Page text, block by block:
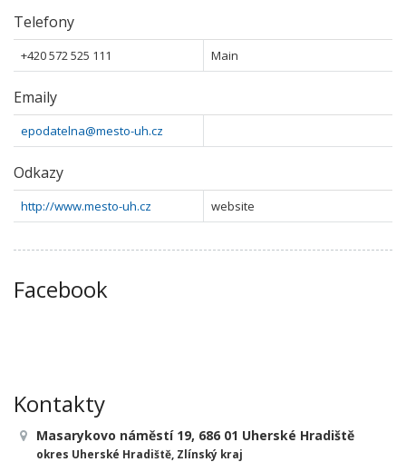
Telefony
+420 572 525 111 Main
Emaily
epodatelna@mesto-uh.cz
Odkazy
http://www.mesto-uh.cz website
Facebook
Kontakty
Masarykovo náměstí 19, 686 01 Uherské Hradiště
okres Uherské Hradiště, Zlínský kraj